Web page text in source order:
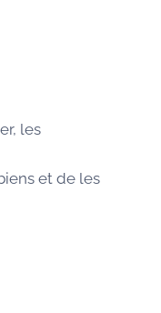
les
et de les